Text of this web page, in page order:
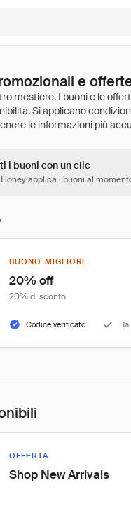
e
i buoni con un clic
applica i buoni al
BUONO MIGLIORE
20% off
20% di sconto
Codice verificato
OFFERTA
Shop New Arrivals